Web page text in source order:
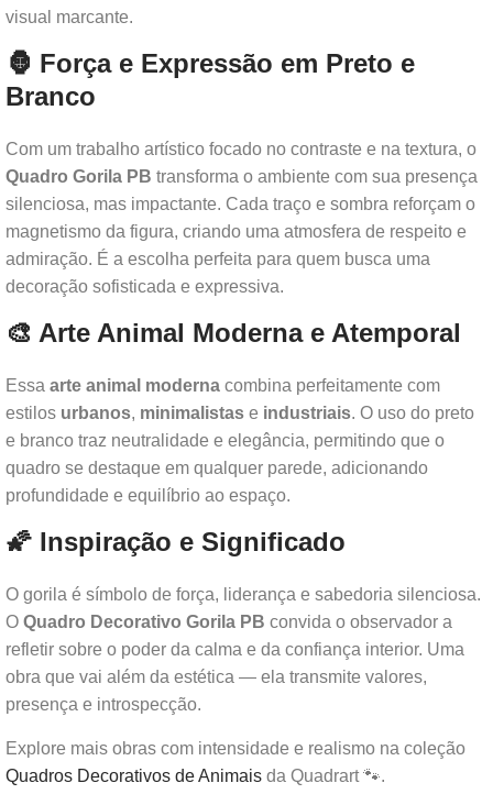
visual marcante.
🦍 Força e Expressão em Preto e
Branco
Com um trabalho artístico focado no contraste e na textura, o
Quadro Gorila PB transforma o ambiente com sua presença
silenciosa, mas impactante. Cada traço e sombra reforçam o
magnetismo da figura, criando uma atmosfera de respeito e
admiração. É a escolha perfeita para quem busca uma
decoração sofisticada e expressiva.
🎨 Arte Animal Moderna e Atemporal
Essa arte animal moderna combina perfeitamente com
estilos urbanos, minimalistas e industriais. O uso do preto
e branco traz neutralidade e elegância, permitindo que o
quadro se destaque em qualquer parede, adicionando
profundidade e equilíbrio ao espaço.
🌠 Inspiração e Significado
O gorila é símbolo de força, liderança e sabedoria silenciosa.
O Quadro Decorativo Gorila PB convida o observador a
refletir sobre o poder da calma e da confiança interior. Uma
obra que vai além da estética — ela transmite valores,
presença e introspecção.
Explore mais obras com intensidade e realismo na coleção
Quadros Decorativos de Animais da Quadrart 🐾.